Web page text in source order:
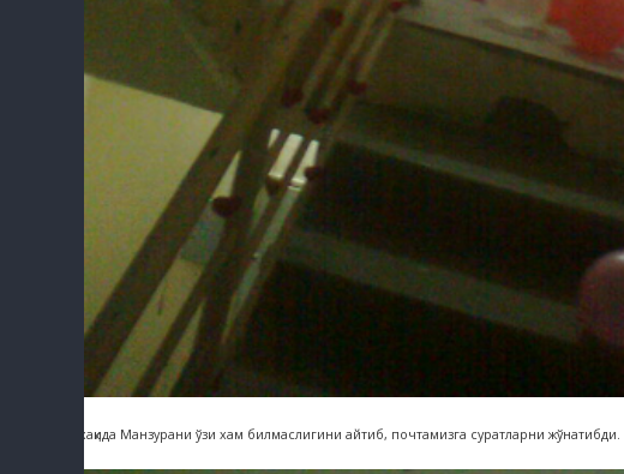
Бу хақида Манзурани ўзи хам билмаслигини айтиб, почтамизга суратларни жўнатибди.